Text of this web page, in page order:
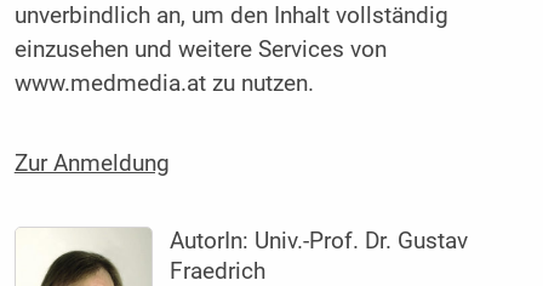
unverbindlich an, um den Inhalt vollständig
einzusehen und weitere Services von
www.medmedia.at zu nutzen.
Zur Anmeldung
AutorIn: Univ.-Prof. Dr. Gustav
Fraedrich